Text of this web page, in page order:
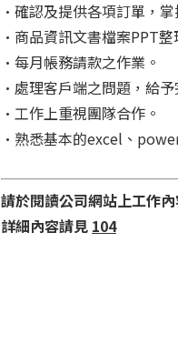
•確認及提供各項訂單，
•商品資訊文書檔案PPT整
•每月帳務請款之作業。
•處理客戶端之問題，給予
•工作上重視團隊合作。
•熟悉基本的excel、
請於閱讀公司網站上工作
詳細內容請見 104